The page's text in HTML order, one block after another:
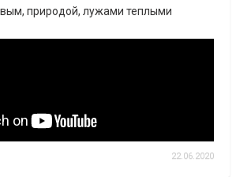
природой, лужами теплыми
22.06.2020